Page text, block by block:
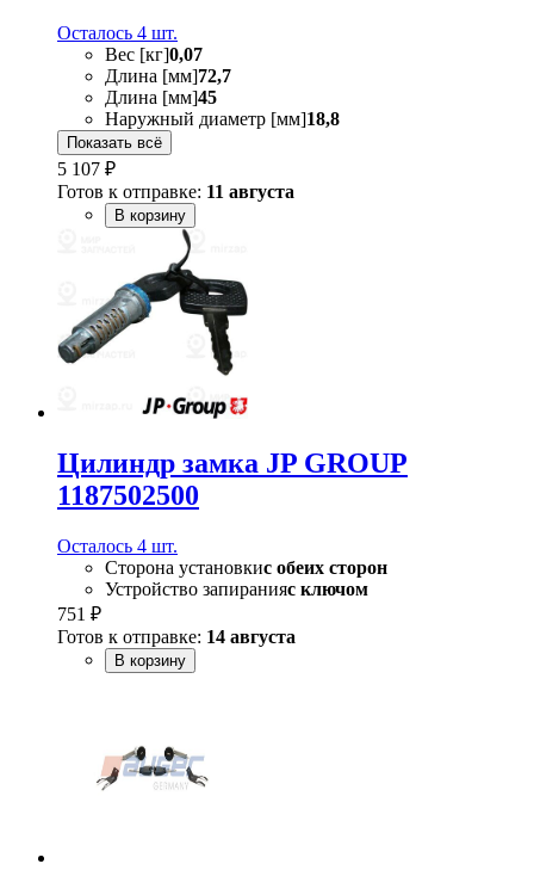
Осталось 4 шт.
Вес [кг]0,07
Длина [мм]72,7
Длина [мм]45
Наружный диаметр [мм]18,8
Показать всё
5 107 ₽
Готов к отправке: 11 августа
В корзину
Цилиндр замка JP GROUP
1187502500
Осталось 4 шт.
Сторона установкис обеих сторон
Устройство запиранияс ключом
751 ₽
Готов к отправке: 14 августа
В корзину